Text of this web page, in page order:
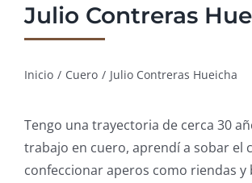
Julio Contreras
Inicio / Cuero / Julio Contreras Hueicha
Tengo una trayectoria de cerca 30
trabajo en cuero, aprendí a sobar el
confeccionar aperos como riendas y